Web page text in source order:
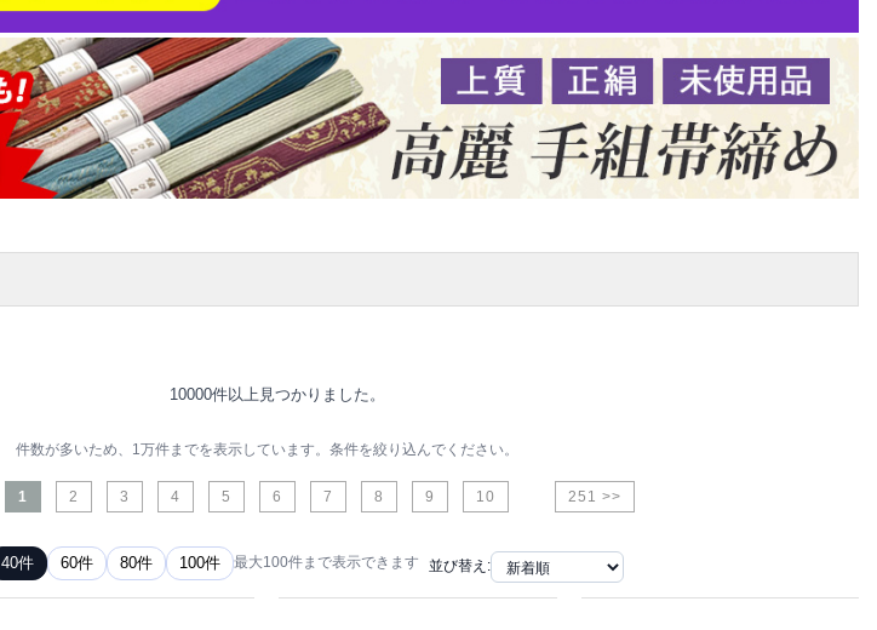
10000件以上見つかりました。
件数が多いため、1万件までを表示しています。条件を絞り込んでください。
1 2 3 4 5 6 7 8 9 10 251 >>
40件 60件 80件 100件 最大100件まで表示できます 並び替え: